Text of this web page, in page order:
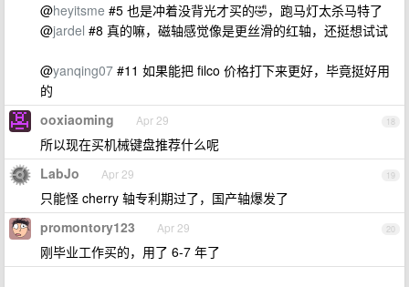
@heyitsme #5 也是冲着没背光才买的🤣，跑马灯太杀马特了
@jardel #8 真的嘛，磁轴感觉像是更丝滑的红轴，还挺想试试
@yanqing07 #11 如果能把 filco 价格打下来更好，毕竟挺好用
的
18
ooxiaoming Apr 29
所以现在买机械键盘推荐什么呢
19
LabJo Apr 29
只能怪 cherry 轴专利期过了，国产轴爆发了
20
promontory123 Apr 29
刚毕业工作买的，用了 6-7 年了